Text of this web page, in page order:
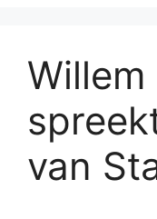
van